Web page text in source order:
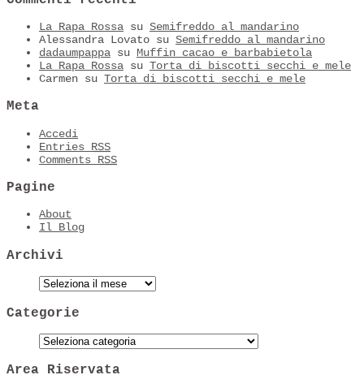
La Rapa Rossa su Semifreddo al mandarino
Alessandra Lovato su Semifreddo al mandarino
dadaumpappa su Muffin cacao e barbabietola
La Rapa Rossa su Torta di biscotti secchi e mele
Carmen su Torta di biscotti secchi e mele
Meta
Accedi
Entries RSS
Comments RSS
Pagine
About
Il Blog
Archivi
Categorie
Area Riservata